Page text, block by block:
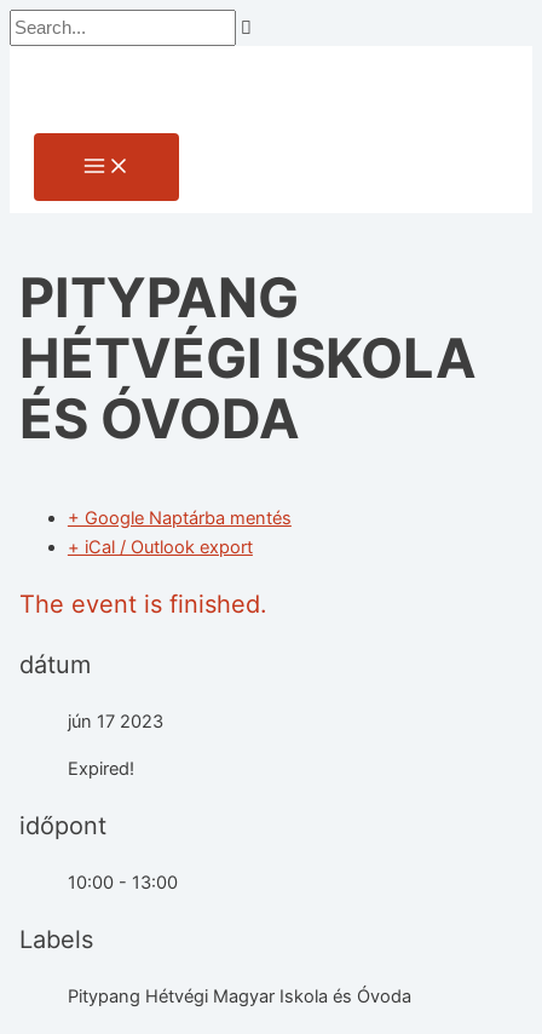
Skip
to
Search...Main
PITYPANG
HÉTVÉGI ISKOLA
ÉS ÓVODA
+ Google Naptárba mentés
+ iCal / Outlook export
The event is finished.
dátum
jún 17 2023
Expired!
időpont
10:00 - 13:00
Labels
Pitypang Hétvégi Magyar Iskola és Óvoda
Name*
Email*
Website
Main
Menu